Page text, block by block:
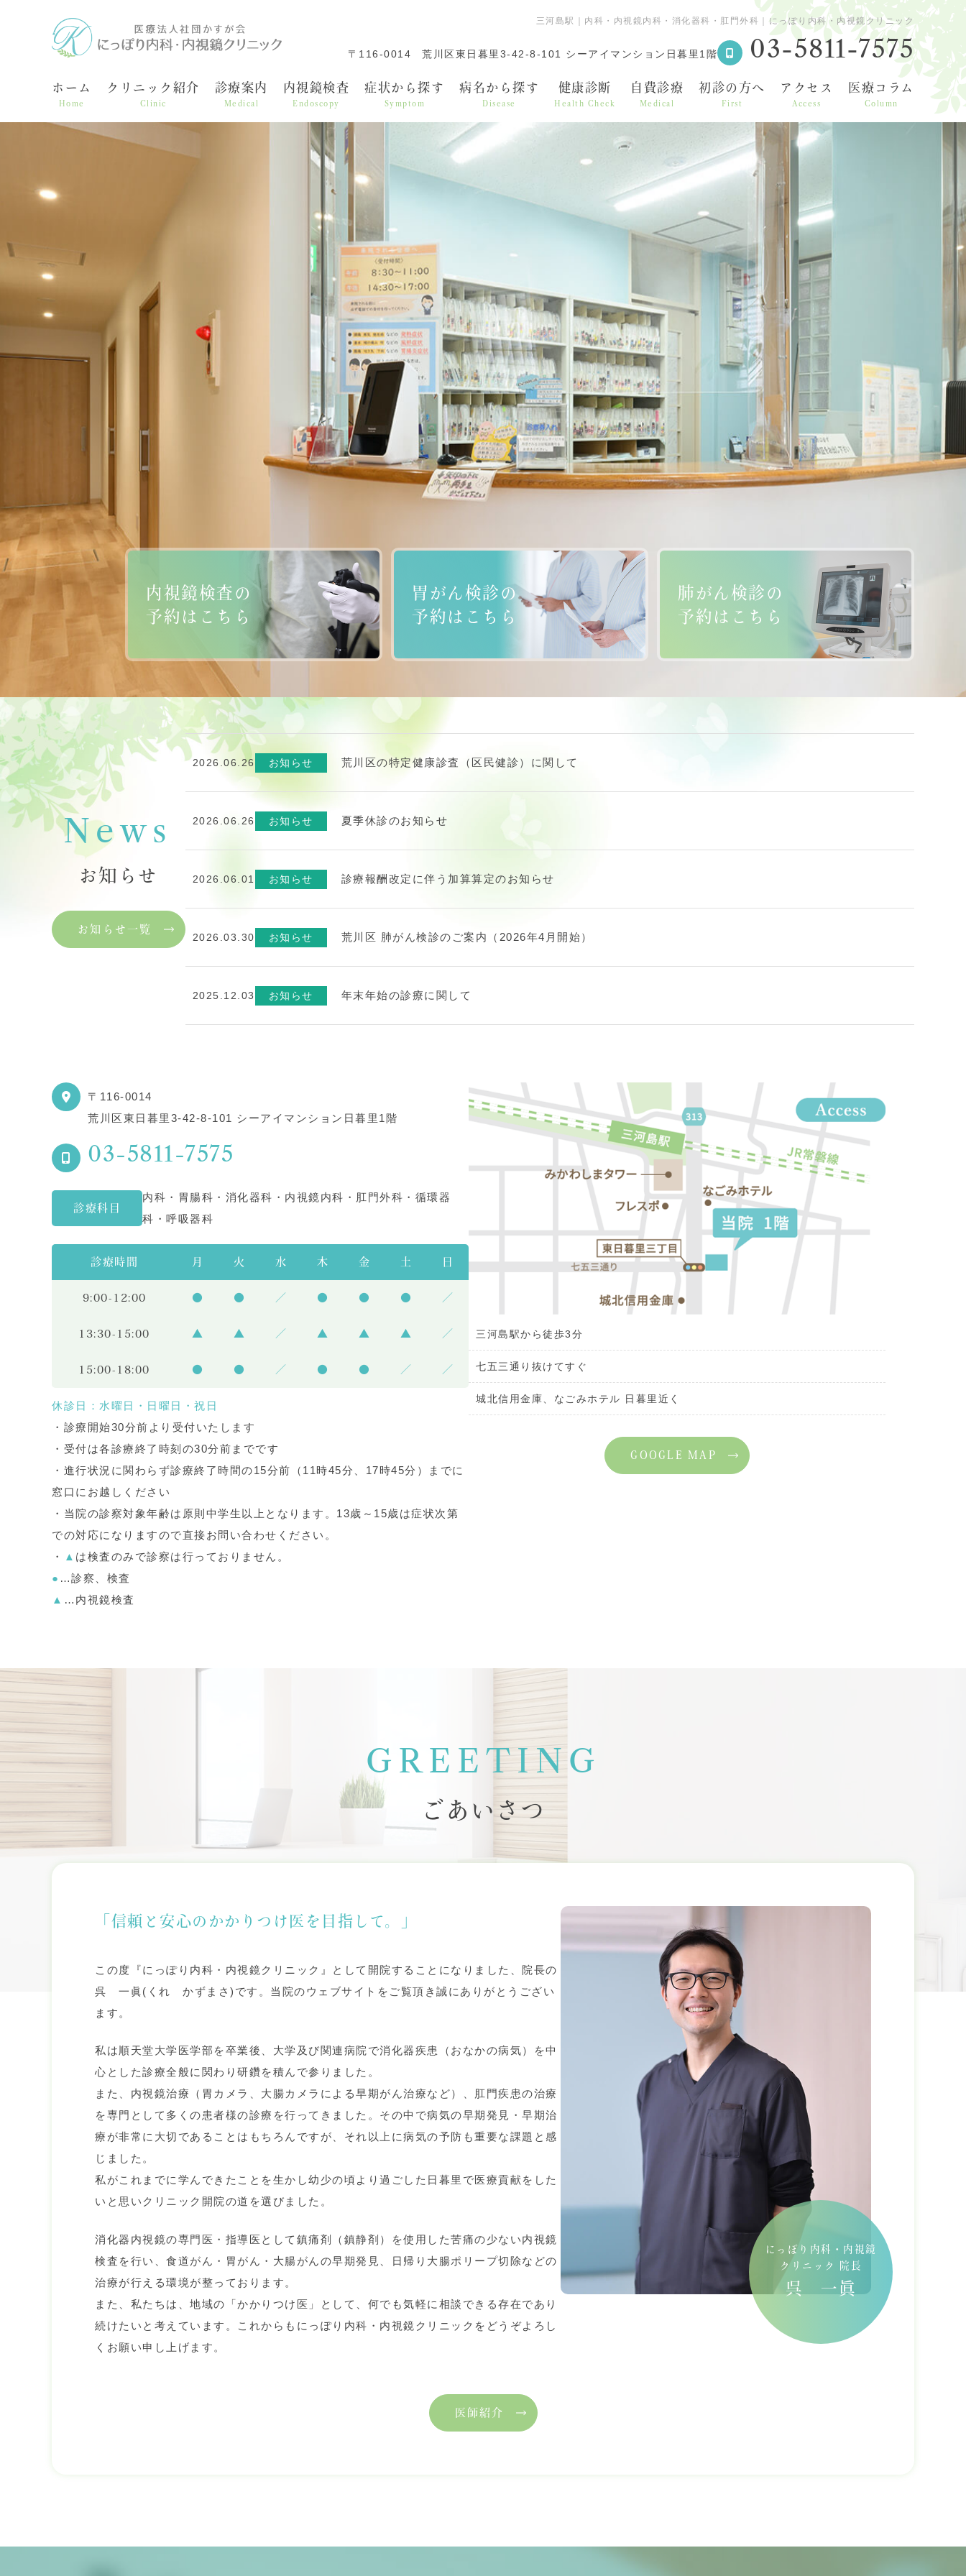
三河島駅｜内科・内視鏡内科・消化器科・肛門外科｜にっぽり内科・内視鏡クリニック
〒116-0014 荒川区東日暮里3-42-8-101 シーアイマンション日暮里1階 03-5811-7575
ホーム
Home
クリニック紹介
Clinic
診療案内
Medical
内視鏡検査
Endoscopy
症状から探す
Symptom
病名から探す
Disease
健康診断
Health Check
自費診療
Medical
初診の方へ
First
アクセス
Access
医療コラム
Column
内視鏡検査の
予約はこちら
胃がん検診の
予約はこちら
肺がん検診の
予約はこちら
News
お知らせ
お知らせ一覧
2026.06.26 お知らせ 荒川区の特定健康診査（区民健診）に関して
2026.06.26 お知らせ 夏季休診のお知らせ
2026.06.01 お知らせ 診療報酬改定に伴う加算算定のお知らせ
2026.03.30 お知らせ 荒川区 肺がん検診のご案内（2026年4月開始）
2025.12.03 お知らせ 年末年始の診療に関して
〒116-0014
荒川区東日暮里3-42-8-101 シーアイマンション日暮里1階
03-5811-7575
診療科目
内科・胃腸科・消化器科・内視鏡内科・肛門外科・循環器
科・呼吸器科
診療時間 月 火 水 木 金 土 日
9:00-12:00 ● ● ／ ● ● ● ／
13:30-15:00 ▲ ▲ ／ ▲ ▲ ▲ ／
15:00-18:00 ● ● ／ ● ● ／ ／
休診日：水曜日・日曜日・祝日
・診療開始30分前より受付いたします
・受付は各診療終了時刻の30分前までです
・進行状況に関わらず診療終了時間の15分前（11時45分、17時45分）までに
窓口にお越しください
・当院の診察対象年齢は原則中学生以上となります。13歳～15歳は症状次第
での対応になりますので直接お問い合わせください。
・
▲ は検査のみで診察は行っておりません。
● …診察、検査
▲ …内視鏡検査
三河島駅から徒歩3分
七五三通り抜けてすぐ
城北信用金庫、なごみホテル 日暮里近く
GOOGLE MAP
GREETING
ごあいさつ
「信頼と安心のかかりつけ医を目指して。」
この度『にっぽり内科・内視鏡クリニック』として開院することになりました、院長の
呉 一眞(くれ かずまさ)です。当院のウェブサイトをご覧頂き誠にありがとうござい
ます。
私は順天堂大学医学部を卒業後、大学及び関連病院で消化器疾患（おなかの病気）を中
心とした診療全般に関わり研鑽を積んで参りました。
また、内視鏡治療（胃カメラ、大腸カメラによる早期がん治療など）、肛門疾患の治療
を専門として多くの患者様の診療を行ってきました。その中で病気の早期発見・早期治
療が非常に大切であることはもちろんですが、それ以上に病気の予防も重要な課題と感
じました。
私がこれまでに学んできたことを生かし幼少の頃より過ごした日暮里で医療貢献をした
いと思いクリニック開院の道を選びました。
消化器内視鏡の専門医・指導医として鎮痛剤（鎮静剤）を使用した苦痛の少ない内視鏡
検査を行い、食道がん・胃がん・大腸がんの早期発見、日帰り大腸ポリープ切除などの
治療が行える環境が整っております。
また、私たちは、地域の「かかりつけ医」として、何でも気軽に相談できる存在であり
続けたいと考えています。これからもにっぽり内科・内視鏡クリニックをどうぞよろし
くお願い申し上げます。
にっぽり内科・内視鏡
クリニック 院長
呉 一眞
医師紹介